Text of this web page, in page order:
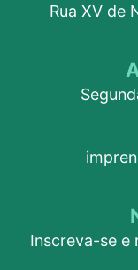
Rua XV de
Inscreva-se e